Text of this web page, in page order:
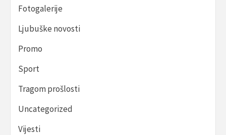
Fotogalerije
Ljubuške novosti
Promo
Sport
Tragom prošlosti
Uncategorized
Vijesti